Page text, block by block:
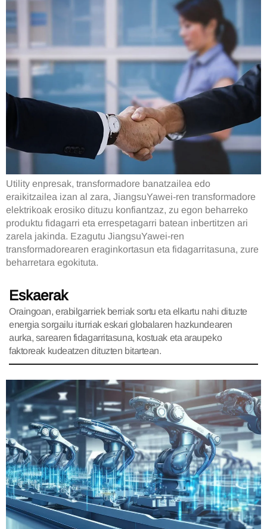
Utility enpresak, transformadore banatzailea edo
eraikitzailea izan al zara, JiangsuYawei-ren transformadore
elektrikoak erosiko dituzu konfiantzaz, zu egon beharreko
produktu fidagarri eta errespetagarri batean inbertitzen ari
zarela jakinda. Ezagutu JiangsuYawei-ren
transformadorearen eraginkortasun eta fidagarritasuna, zure
beharretara egokituta.
Eskaerak
Oraingoan, erabilgarriek berriak sortu eta elkartu nahi dituzte
energia sorgailu iturriak eskari globalaren hazkundearen
aurka, sarearen fidagarritasuna, kostuak eta araupeko
faktoreak kudeatzen dituzten bitartean.